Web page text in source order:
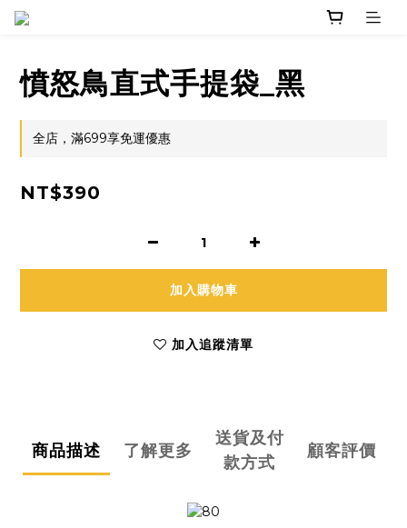
憤怒鳥直式手提袋_黑
全店，滿699享免運優惠
NT$390
加入購物車
加入追蹤清單
商品描述 了解更多
送貨及付
款方式
顧客評價